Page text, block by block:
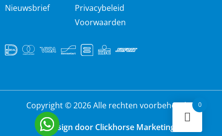
Nieuwsbrief
Privacybeleid
Voorwaarden
Copyright © 2026 Alle rechten voorbehouden
Design door Clickhorse Marketing
0